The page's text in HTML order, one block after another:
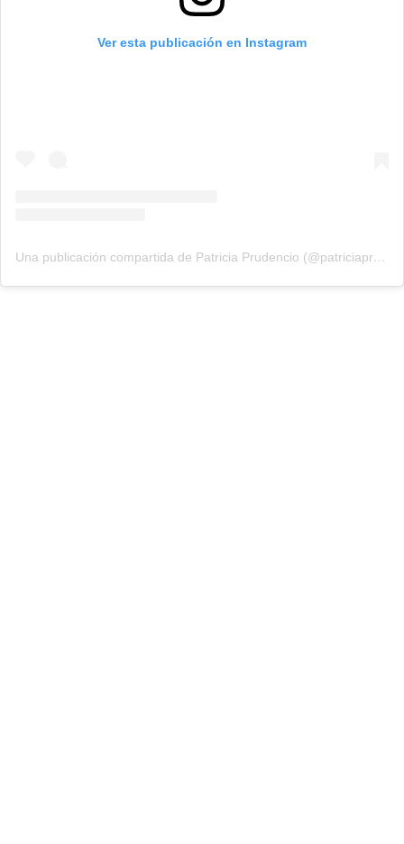
Ver esta publicación en Instagram
Una publicación compartida de Patricia Prudencio (@patriciaprudencio98)